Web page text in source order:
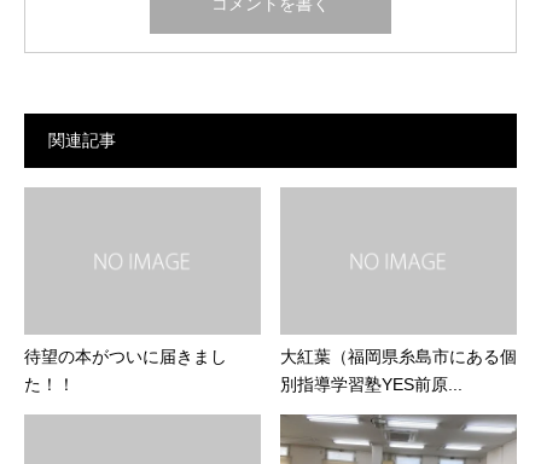
関連記事
待望の本がついに届きまし
た！！
大紅葉（福岡県糸島市にある個
別指導学習塾YES前原...